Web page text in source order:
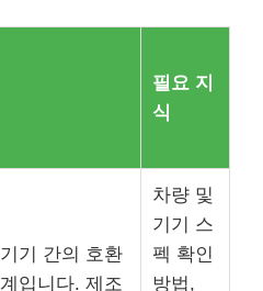
필요 지
식
기 간의 호환
입니다. 제조
차량 및
기기 스
펙 확인
방법,